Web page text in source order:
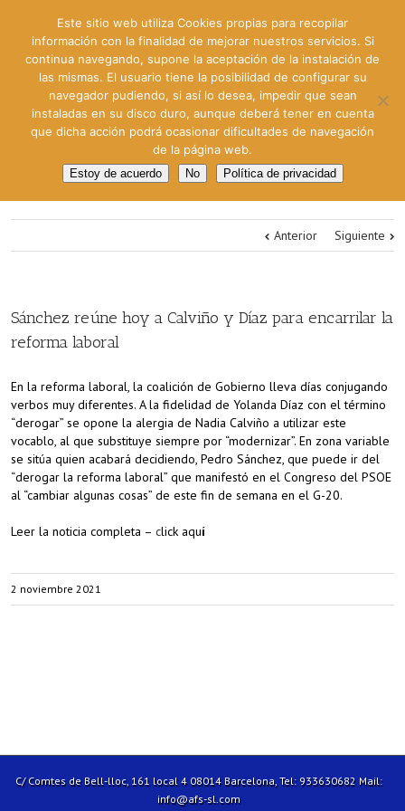
Anterior Siguiente
Sánchez reúne hoy a Calviño y Díaz para encarrilar la
reforma laboral
En la reforma laboral, la coalición de Gobierno lleva días conjugando
verbos muy diferentes. A la fidelidad de Yolanda Díaz con el término
“derogar” se opone la alergia de Nadia Calviño a utilizar este
vocablo, al que substituye siempre por “modernizar”. En zona variable
se sitúa quien acabará decidiendo, Pedro Sánchez, que puede ir del
“derogar la reforma laboral” que manifestó en el Congreso del PSOE
al “cambiar algunas cosas” de este fin de semana en el G-20.
Leer la noticia completa – click aquí
2 noviembre 2021
C/ Comtes de Bell-lloc, 161 local 4 08014 Barcelona, Tel: 933630682 Mail:
info@afs-sl.com
Este sitio web utiliza Cookies propias para recopilar
información con la finalidad de mejorar nuestros servicios. Si
continua navegando, supone la aceptación de la instalación de
las mismas. El usuario tiene la posibilidad de configurar su
navegador pudiendo, si así lo desea, impedir que sean
instaladas en su disco duro, aunque deberá tener en cuenta
que dicha acción podrá ocasionar dificultades de navegación
de la página web.
Estoy de acuerdo No Política de privacidad